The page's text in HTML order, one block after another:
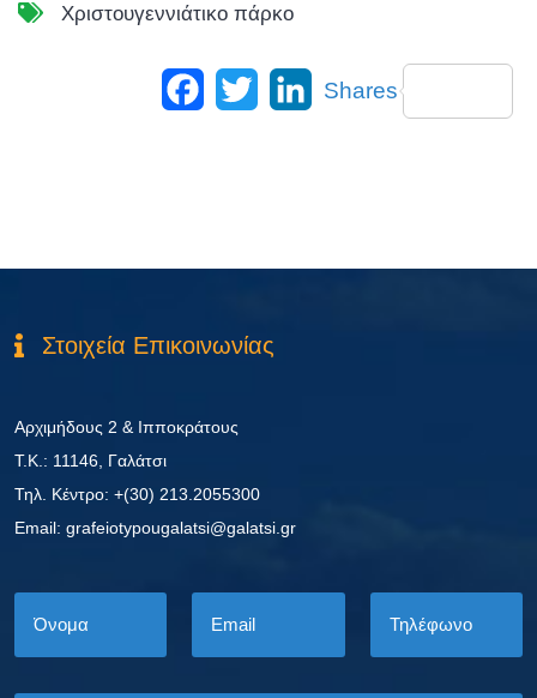
Χριστουγεννιάτικο πάρκο
Facebook
Twitter LinkedIn
Shares
Στοιχεία Επικοινωνίας
Αρχιμήδους 2 & Ιπποκράτους
Τ.Κ.: 11146, Γαλάτσι
Τηλ. Κέντρο: +(30) 213.2055300
Εmail: grafeiotypougalatsi@galatsi.gr